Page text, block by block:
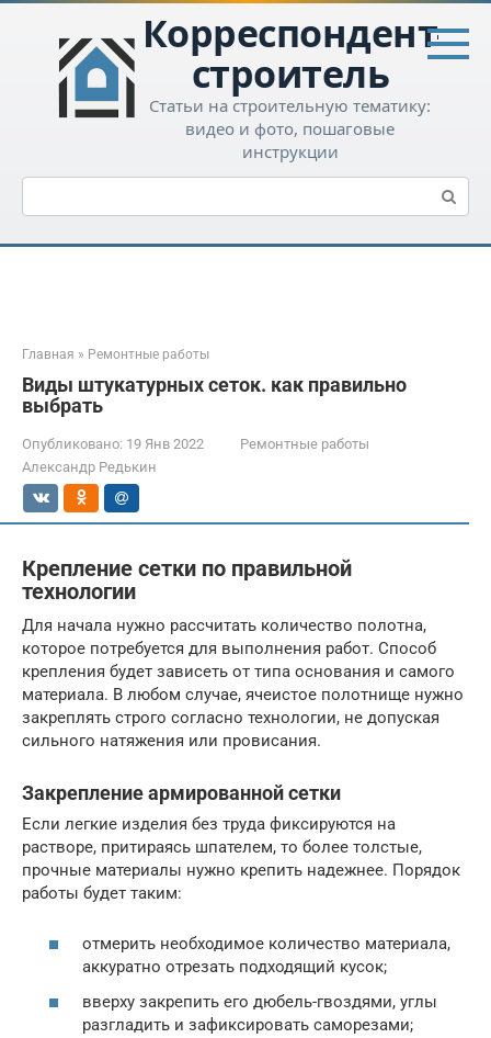
Перейти
контенту
Корреспондент-
строитель
Статьи на строительную тематику:
видео и фото, пошаговые
инструкции
Поиск:
Главная » Ремонтные работы
Виды штукатурных сеток. как правильно
выбрать
Опубликовано: 19 Янв 2022
Ремонтные работы
Александр Редькин
Крепление сетки по правильной
технологии
Для начала нужно рассчитать количество полотна,
которое потребуется для выполнения работ. Способ
крепления будет зависеть от типа основания и самого
материала. В любом случае, ячеистое полотнище нужно
закреплять строго согласно технологии, не допуская
сильного натяжения или провисания.
Закрепление армированной сетки
Если легкие изделия без труда фиксируются на
растворе, притираясь шпателем, то более толстые,
прочные материалы нужно крепить надежнее. Порядок
работы будет таким:
отмерить необходимое количество материала,
аккуратно отрезать подходящий кусок;
вверху закрепить его дюбель-гвоздями, углы
разгладить и зафиксировать саморезами;